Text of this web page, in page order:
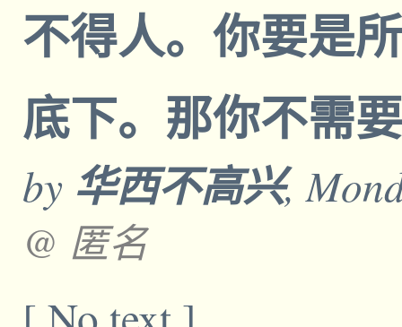
不得人。你要是
底下。那你不需
by 华西不高兴,
@ 匿名